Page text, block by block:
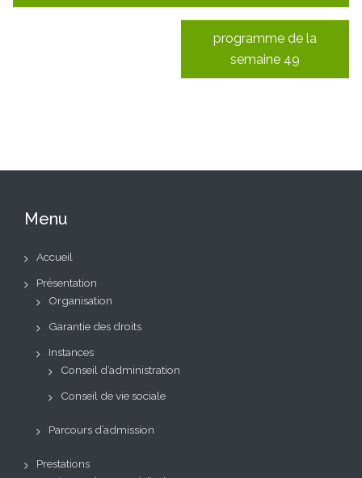
l’article
programme de la
semaine 49
Menu
Accueil
Présentation
Organisation
Garantie des droits
Instances
Conseil d’administration
Conseil de vie sociale
Parcours d’admission
Prestations